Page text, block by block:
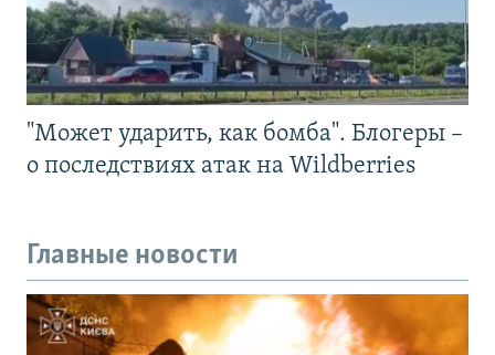
"Может ударить, как бомба". Блогеры –
о последствиях атак на Wildberries
Главные новости